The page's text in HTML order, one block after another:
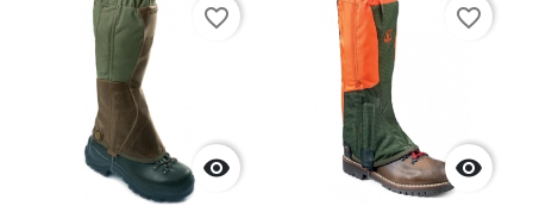

favorite_border

favorite_border